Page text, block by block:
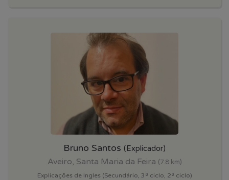
Bruno Santos (Explicador)
Aveiro, Santa Maria da Feira (7.8 km)
Explicações de Ingles (Secundário, 3º ciclo, 2º ciclo)